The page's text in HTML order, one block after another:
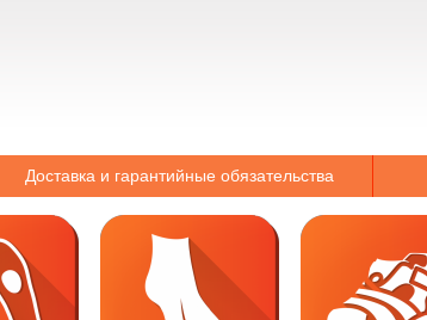
Доставка и гарантийные обязательства